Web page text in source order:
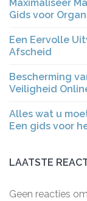
Maximaliseer
Gids voor
Een Eervolle
Afscheid
Bescherming
Veiligheid
Alles wat u
Een gids voor
LAATSTE
Geen reacties